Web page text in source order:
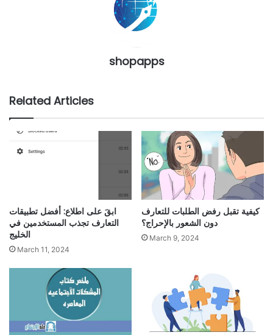
shopapps
Related Articles
ابقَ على اطلاع: أفضل تطبيقات
التعارف تجذب المستخدمين في
الخليج
March 11, 2024
كيفية تقبل رفض الطلبات للتعارف
دون الشعور بالإحراج؟
March 9, 2024